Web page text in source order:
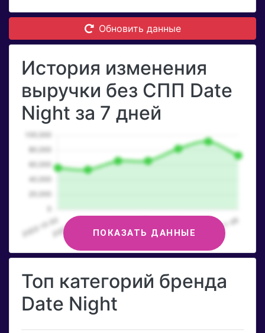
Обновить данные
История изменения
выручки без СПП Date
Night за 7 дней
ПОКАЗАТЬ ДАННЫЕ
Топ категорий бренда
Date Night